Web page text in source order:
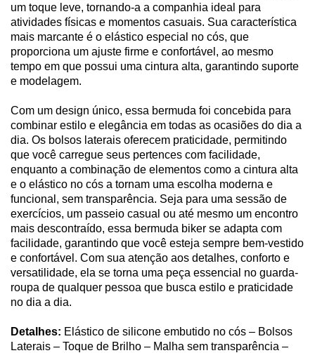
um toque leve, tornando-a a companhia ideal para
atividades físicas e momentos casuais. Sua característica
mais marcante é o elástico especial no cós, que
proporciona um ajuste firme e confortável, ao mesmo
tempo em que possui uma cintura alta, garantindo suporte
e modelagem.
Com um design único, essa bermuda foi concebida para
combinar estilo e elegância em todas as ocasiões do dia a
dia. Os bolsos laterais oferecem praticidade, permitindo
que você carregue seus pertences com facilidade,
enquanto a combinação de elementos como a cintura alta
e o elástico no cós a tornam uma escolha moderna e
funcional, sem transparência. Seja para uma sessão de
exercícios, um passeio casual ou até mesmo um encontro
mais descontraído, essa bermuda biker se adapta com
facilidade, garantindo que você esteja sempre bem-vestido
e confortável. Com sua atenção aos detalhes, conforto e
versatilidade, ela se torna uma peça essencial no guarda-
roupa de qualquer pessoa que busca estilo e praticidade
no dia a dia.
Detalhes: Elástico de silicone embutido no cós – Bolsos
Laterais – Toque de Brilho – Malha sem transparência –